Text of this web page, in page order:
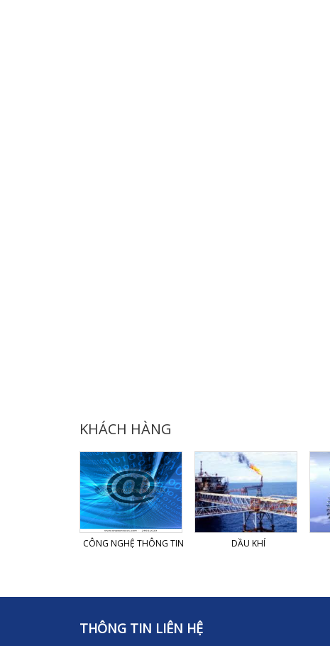
KHÁCH HÀNG
CÔNG NGHỆ THÔNG TIN DẦU KHÍ
THÔNG TIN LIÊN HỆ